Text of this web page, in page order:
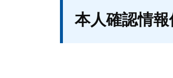
本人確認情